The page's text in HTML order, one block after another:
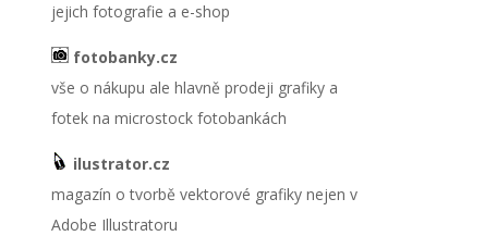
jejich fotografie a e-shop
fotobanky.cz
vše o nákupu ale hlavně prodeji grafiky a
fotek na microstock fotobankách
ilustrator.cz
magazín o tvorbě vektorové grafiky nejen v
Adobe Illustratoru